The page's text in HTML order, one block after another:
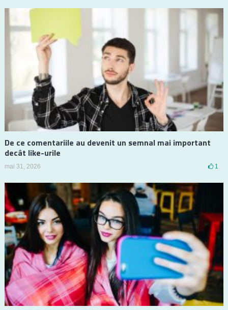
De ce comentariile au devenit un semnal mai important
decât like-urile
mai 31, 2026 1